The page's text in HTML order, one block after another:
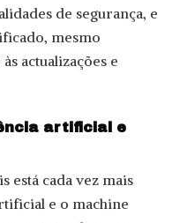
de segurança, e
mesmo
actualizações e
artificial e
está cada vez mais
e o machine